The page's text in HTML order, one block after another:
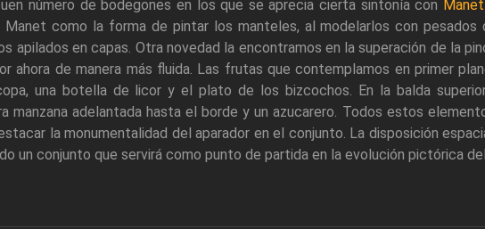
número de bodegones en los que se aprecia cierta sintonía con Manet
como la forma de pintar los manteles, al modelarlos con pesados
en capas. Otra novedad la encontramos en la superación de la
ahora de manera más fluida. Las frutas que contemplamos en primer
una botella de licor y el plato de los bizcochos. En la balda
adelantada hasta el borde y un azucarero. Todos estos
la monumentalidad del aparador en el conjunto. La disposición
un conjunto que servirá como punto de partida en la evolución pictórica